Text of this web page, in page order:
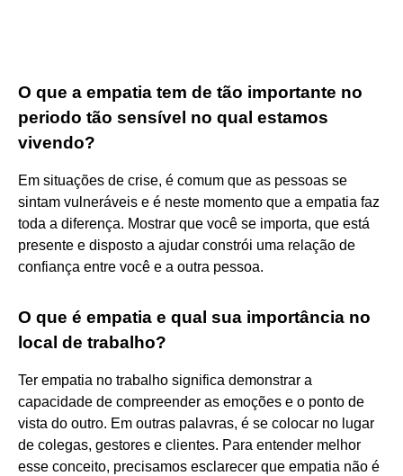
O que a empatia tem de tão importante no
periodo tão sensível no qual estamos
vivendo?
Em situações de crise, é comum que as pessoas se
sintam vulneráveis e é neste momento que a empatia faz
toda a diferença. Mostrar que você se importa, que está
presente e disposto a ajudar constrói uma relação de
confiança entre você e a outra pessoa.
O que é empatia e qual sua importância no
local de trabalho?
Ter empatia no trabalho significa demonstrar a
capacidade de compreender as emoções e o ponto de
vista do outro. Em outras palavras, é se colocar no lugar
de colegas, gestores e clientes. Para entender melhor
esse conceito, precisamos esclarecer que empatia não é